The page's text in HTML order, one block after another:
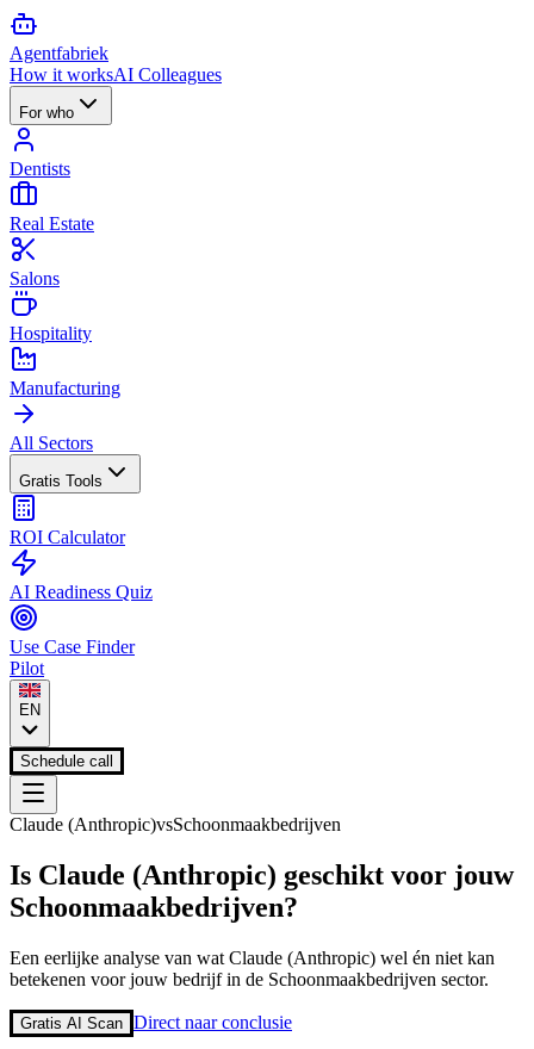
Agentfabriek
How it worksAI Colleagues
For who
Dentists
Real Estate
Salons
Hospitality
Manufacturing
All Sectors
Gratis Tools
ROI Calculator
AI Readiness Quiz
Use Case Finder
Pilot
EN
Schedule call
Claude (Anthropic)vsSchoonmaakbedrijven
Is Claude (Anthropic) geschikt voor jouw
Schoonmaakbedrijven?
Een eerlijke analyse van wat Claude (Anthropic) wel én niet kan
betekenen voor jouw bedrijf in de Schoonmaakbedrijven sector.
Gratis AI Scan Direct naar conclusie